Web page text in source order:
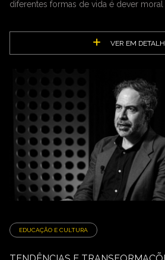
diferentes formas de vida é dever
VER EM
EDUCAÇÃO E CULTURA